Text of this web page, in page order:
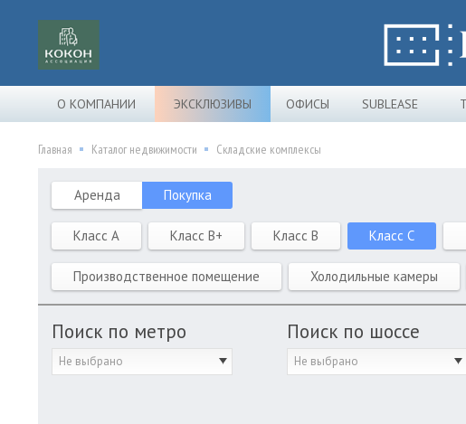
О КОМПАНИИ ЭКСКЛЮЗИВЫ ОФИСЫ SUBLEASE
Главная Каталог недвижимости Складские комплексы
Аренда Покупка
Класс A Класс B+ Класс B Класс C
Производственное помещение Холодильные камеры
Поиск по метро
Не выбрано
Поиск по шоссе
Не выбрано